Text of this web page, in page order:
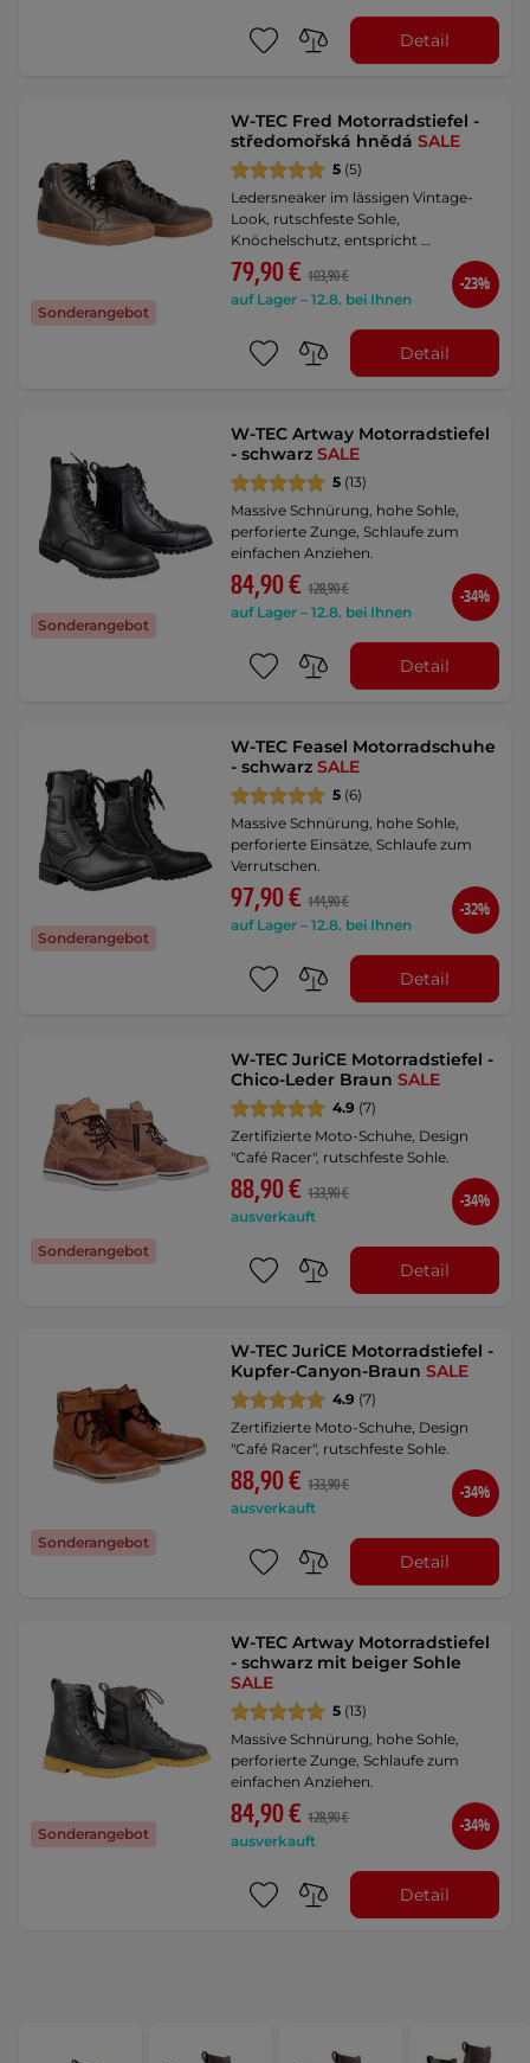
Detail
Sonderangebot
W-TEC Fred Motorradstiefel -
středomořská hnědáSALE
5 (5)
Ledersneaker im lässigen Vintage-
Look, rutschfeste Sohle,
Knöchelschutz, entspricht …
79,90 € 103,90 €
auf Lager – 12.8. bei Ihnen
-23%
Detail
Sonderangebot
W-TEC Artway Motorradstiefel
- schwarzSALE
5 (13)
Massive Schnürung, hohe Sohle,
perforierte Zunge, Schlaufe zum
einfachen Anziehen.
84,90 € 128,90 €
auf Lager – 12.8. bei Ihnen
-34%
Detail
Sonderangebot
W-TEC Feasel Motorradschuhe
- schwarzSALE
5 (6)
Massive Schnürung, hohe Sohle,
perforierte Einsätze, Schlaufe zum
Verrutschen.
97,90 € 144,90 €
auf Lager – 12.8. bei Ihnen
-32%
Detail
Sonderangebot
W-TEC JuriCE Motorradstiefel -
Chico-Leder BraunSALE
4.9 (7)
Zertifizierte Moto-Schuhe, Design
"Café Racer", rutschfeste Sohle.
88,90 € 133,90 €
ausverkauft
-34%
Detail
Sonderangebot
W-TEC JuriCE Motorradstiefel -
Kupfer-Canyon-BraunSALE
4.9 (7)
Zertifizierte Moto-Schuhe, Design
"Café Racer", rutschfeste Sohle.
88,90 € 133,90 €
ausverkauft
-34%
Detail
Sonderangebot
W-TEC Artway Motorradstiefel
- schwarz mit beiger Sohle
SALE
5 (13)
Massive Schnürung, hohe Sohle,
perforierte Zunge, Schlaufe zum
einfachen Anziehen.
84,90 € 128,90 €
ausverkauft
-34%
Detail